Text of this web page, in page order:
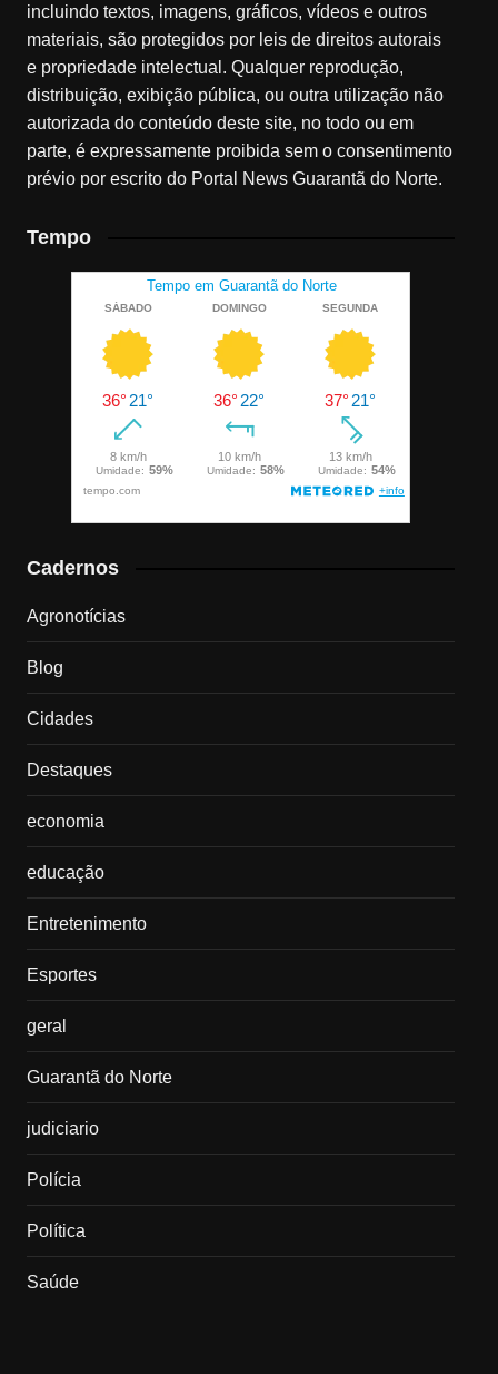
incluindo textos, imagens, gráficos, vídeos e outros
materiais, são protegidos por leis de direitos autorais
e propriedade intelectual. Qualquer reprodução,
distribuição, exibição pública, ou outra utilização não
autorizada do conteúdo deste site, no todo ou em
parte, é expressamente proibida sem o consentimento
prévio por escrito do Portal News Guarantã do Norte.
Tempo
Cadernos
Agronotícias
Blog
Cidades
Destaques
economia
educação
Entretenimento
Esportes
geral
Guarantã do Norte
judiciario
Polícia
Política
Saúde